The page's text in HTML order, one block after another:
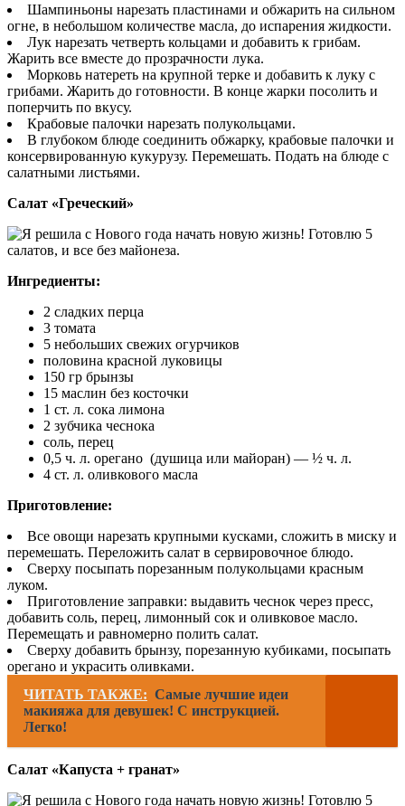
Шампиньоны нарезать пластинами и обжарить на сильном
огне, в небольшом количестве масла, до испарения жидкости.
Лук нарезать четверть кольцами и добавить к грибам.
Жарить все вместе до прозрачности лука.
Морковь натереть на крупной терке и добавить к луку с
грибами. Жарить до готовности. В конце жарки посолить и
поперчить по вкусу.
Крабовые палочки нарезать полукольцами.
В глубоком блюде соединить обжарку, крабовые палочки и
консервированную кукурузу. Перемешать. Подать на блюде с
салатными листьями.
Салат «Греческий»
Ингредиенты:
2 сладких перца
3 томата
5 небольших свежих огурчиков
половина красной луковицы
150 гр брынзы
15 маслин без косточки
1 ст. л. сока лимона
2 зубчика чеснока
соль, перец
0,5 ч. л. орегано (душица или майоран) — ½ ч. л.
4 ст. л. оливкового масла
Приготовление:
Все овощи нарезать крупными кусками, сложить в миску и
перемешать. Переложить салат в сервировочное блюдо.
Сверху посыпать порезанным полукольцами красным
луком.
Приготовление заправки: выдавить чеснок через пресс,
добавить соль, перец, лимонный сок и оливковое масло.
Перемещать и равномерно полить салат.
Сверху добавить брынзу, порезанную кубиками, посыпать
орегано и украсить оливками.
ЧИТАТЬ ТАКЖЕ: Самые лучшие идеи
макияжа для девушек! С инструкцией.
Легко!
Салат «Капуста + гранат»